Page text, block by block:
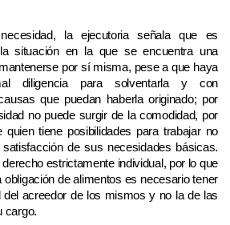
la ejecutoria señala que es
situación en la que se encuentra una
por sí misma, pese a que haya
diligencia para solventarla y con
que puedan haberla originado; por
no puede surgir de la comodidad, por
tiene posibilidades para trabajar no
de sus necesidades básicas.
estrictamente individual, por lo que
obligación de alimentos es necesario tener
acreedor de los mismos y no la de las
cargo.